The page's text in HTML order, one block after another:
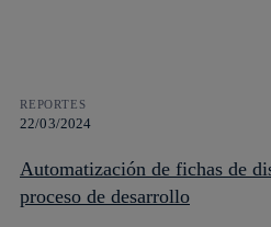
REPORTES
22/03/2024
Automatización de fichas de
proceso de desarrollo